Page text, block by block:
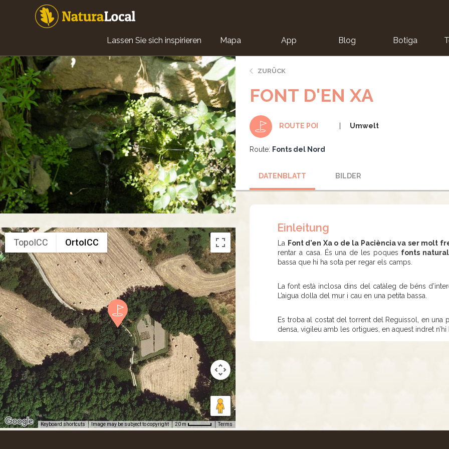
Main
navigation
Lassen Sie sich inspirieren Mapa App Blog Botiga
TopoICC OrtoICC
Keyboard shortcuts Image may be subject to copyright 20 m Terms
ZURÜCK
FONT D'EN XA
ROUTE POI Umwelt
Route: Fonts del Nord
DATENBLATT BILDER
Einleitung
La Font d'en Xa o de la Paciència va ser molt
rentar a casa. És una de les poques fonts
bassa que hi ha sota per regar els camps.
La font està inclosa dins del catàleg de béns
L’aigua dolla del mur i cau en una petita bassa.
Es troba al costat del torrent del Reguissol, en una
densa, vigileu amb les ortigues, en aquest indret n’hi